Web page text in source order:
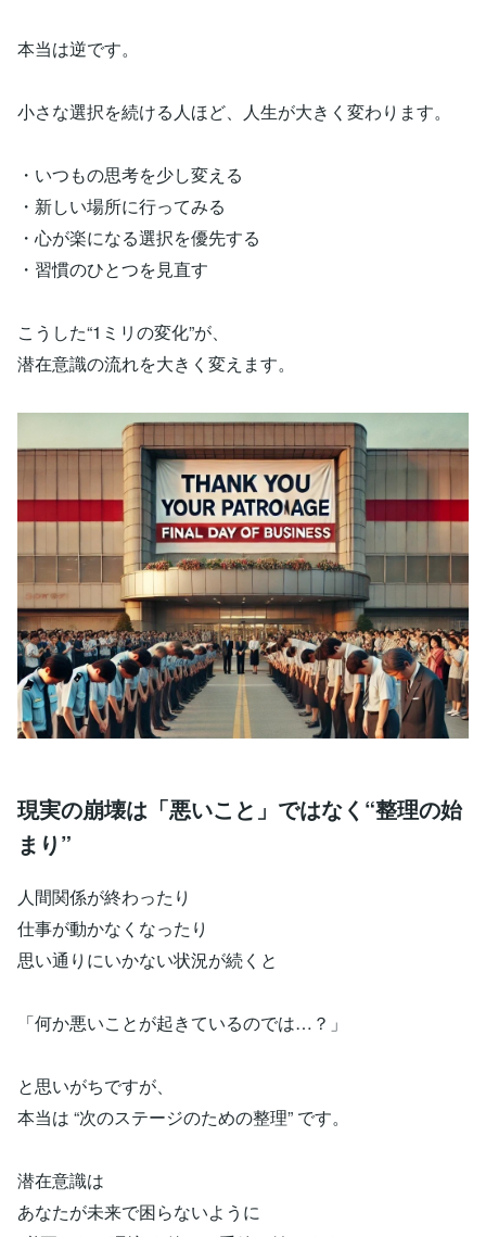
本当は逆です。
小さな選択を続ける人ほど、人生が大きく変わります。
・いつもの思考を少し変える
・新しい場所に行ってみる
・心が楽になる選択を優先する
・習慣のひとつを見直す
こうした“1ミリの変化”が、
潜在意識の流れを大きく変えます。
現実の崩壊は「悪いこと」ではなく“整理の始
まり”
人間関係が終わったり
仕事が動かなくなったり
思い通りにいかない状況が続くと
「何か悪いことが起きているのでは…？」
と思いがちですが、
本当は “次のステージのための整理” です。
潜在意識は
あなたが未来で困らないように